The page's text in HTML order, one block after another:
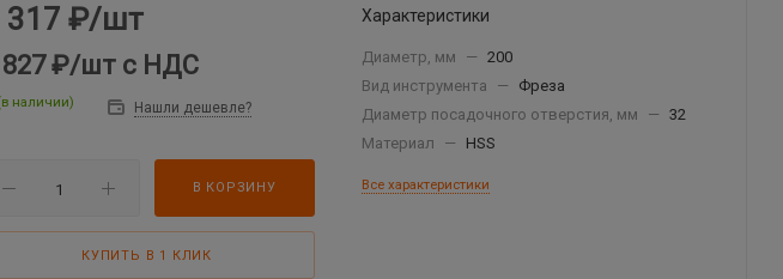
317 ₽/шт
₽/шт с НДС
наличии) Нашли дешевле?
В КОРЗИНУ
КУПИТЬ В 1 КЛИК
Характеристики
Диаметр, мм — 200
Вид инструмента
—
Фреза
Диаметр посадочного отверстия, мм
— 32
Материал
— HSS
Все характеристики